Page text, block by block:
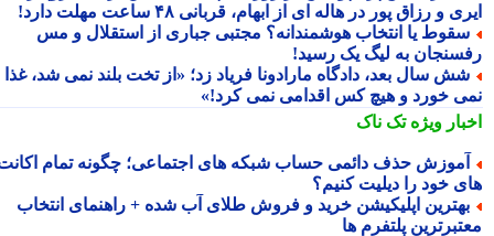
و رزاق پور در هاله ای از ابهام، قربانی ۴۸ ساعت مهلت دارد!
یا انتخاب هوشمندانه؟ مجتبی جباری از استقلال و مس
به لیگ یک رسید!
سال بعد، دادگاه مارادونا فریاد زد؛ «از تخت بلند نمی شد، غذا
خورد و هیچ کس اقدامی نمی کرد!»
ویژهتک ناک
حذف دائمی حساب شبکه های اجتماعی؛ چگونه تمام اکانت
خود را دیلیت کنیم؟
اپلیکیشن خرید و فروش طلای آب شده + راهنمای انتخاب
پلتفرم ها